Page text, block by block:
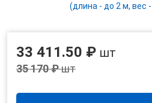
(длина - до 2 м, вес
33 411.50 ₽ шт
35 170 ₽шт